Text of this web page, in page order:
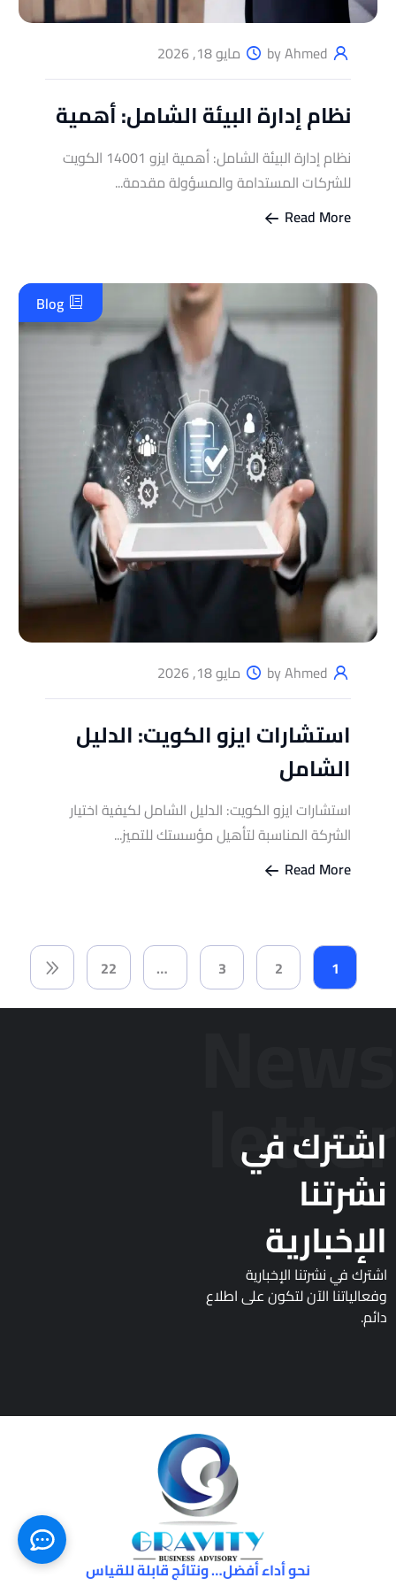
by Ahmed مايو 18, 2026
نظام إدارة البيئة الشامل: أهمية
نظام إدارة البيئة الشامل: أهمية ايزو 14001 الكويت
للشركات المستدامة والمسؤولة مقدمة...
Read More
Blog
by Ahmed مايو 18, 2026
استشارات ايزو الكويت: الدليل
الشامل
استشارات ايزو الكويت: الدليل الشامل لكيفية اختيار
الشركة المناسبة لتأهيل مؤسستك للتميز...
Read More
1
2
3
…
22
اشترك في
نشرتنا
الإخبارية
اشترك في نشرتنا الإخبارية
وفعالياتنا الآن لتكون على اطلاع
دائم.
News
letter
نحو أداء أفضل… ونتائج قابلة للقياس